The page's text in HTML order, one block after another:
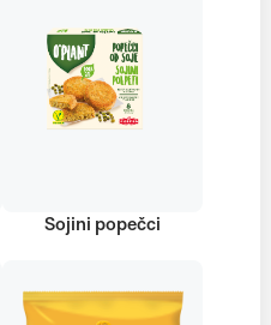
Sojini popečci